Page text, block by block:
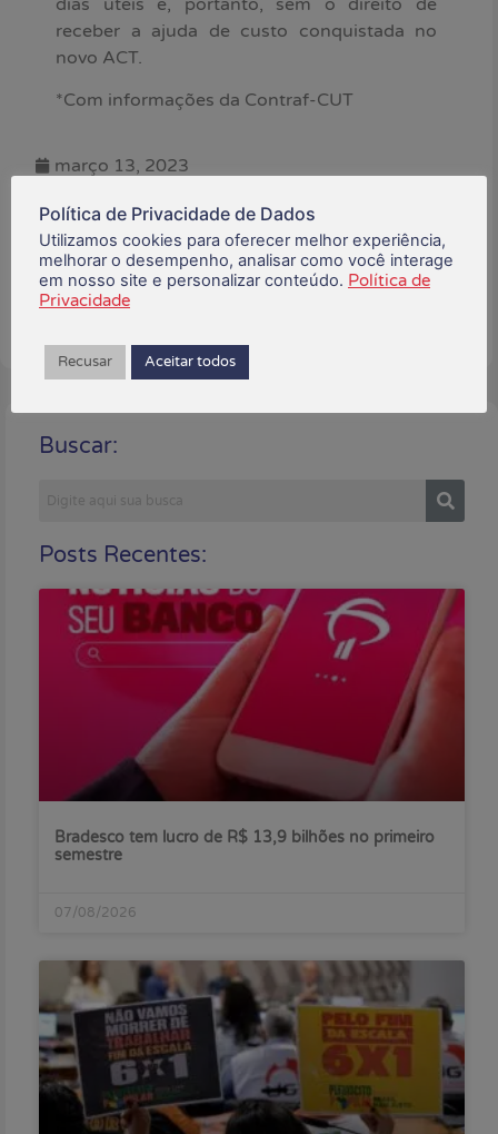
receber a ajuda de custo conquistada no
novo ACT.
*Com informações da Contraf-CUT
março 13, 2023
Está gostando do conteúdo?
Compartilhe!
Buscar:
Posts Recentes:
Bradesco tem lucro de R$ 13,9 bilhões no primeiro
semestre
07/08/2026
Política de Privacidade de Dados
Utilizamos cookies para oferecer melhor experiência,
melhorar o desempenho, analisar como você interage
em nosso site e personalizar conteúdo. Política de
Privacidade
Recusar Aceitar todos